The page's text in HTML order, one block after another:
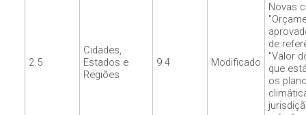
2.5
Cidades,
Estados e
Regiões
9.4 Modificado
Novas
de
"Valor
que
os